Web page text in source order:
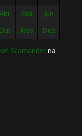
Abr Mai
Jun
Out Nov Dez
Scamanderna